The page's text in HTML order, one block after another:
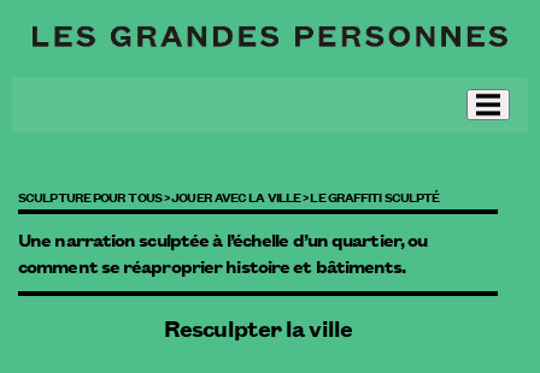
SCULPTURE POUR TOUS >JOUER AVEC LA VILLE >LE GRAFFITI SCULPTÉ
Une narration sculptée à l’échelle d’un quartier, ou
comment se réaproprier histoire et bâtiments.
Resculpter la ville